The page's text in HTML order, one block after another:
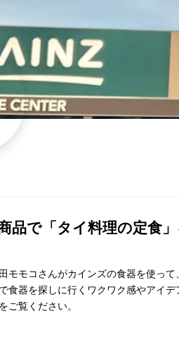
品で「タイ料理の定食
モモコさんがカインズの食器を使っ
器を探しに行くワクワク感やアイデ
ご覧ください。